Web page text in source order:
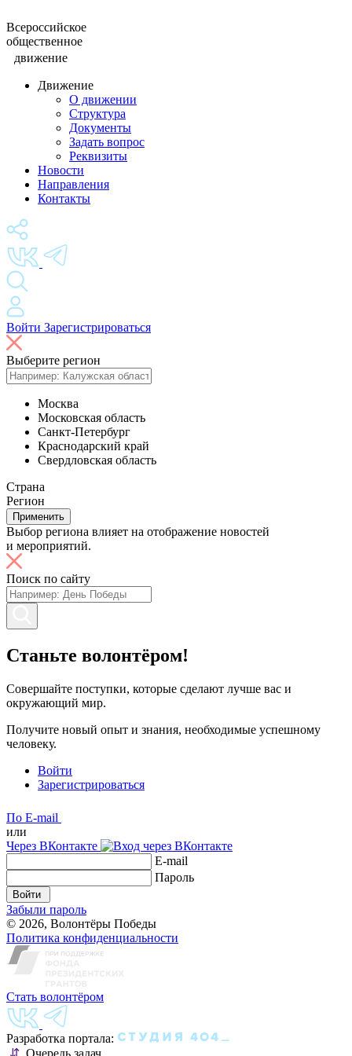
Всероссийское
общественное
движение
Движение
О движении
Структура
Документы
Задать вопрос
Реквизиты
Новости
Направления
Контакты
Войти Зарегистрироваться
Выберите регион
Москва
Московская область
Санкт-Петербург
Краснодарский край
Свердловская область
Страна
Регион
Применить
Выбор региона влияет на отображение новостей
и мероприятий.
Поиск по сайту
Станьте волонтёром!
Совершайте поступки, которые сделают лучше вас и
окружающий мир.
Получите новый опыт и знания, необходимые успешному
человеку.
Войти
Зарегистрироваться
По E-mail
или
Через ВКонтакте
E-mail
Пароль
Войти
Забыли пароль
© 2026, Волонтёры Победы
Политика конфиденциальности
Стать волонтёром
Разработка портала:
⇵ Очередь задач